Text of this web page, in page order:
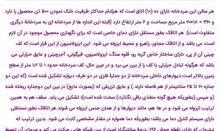
هر سالن این سردخانه دارای ده (۱۰) اتاق است که هرکدام حداکثر ظرفیت خنک نمودن ۵۰۰ تن محصول را دارد
و ۳۶۰ = ۱۸×۲۰ متر مربع مساحت و ۶ متر ارتفاع دارد (البته این اندازه ها از سردخانه ای به سردخانۀ دیگری
متفاوت است). هر اتاقک بطور مستقل دارای دمای خاصی است که برای نگهداری محصول موجود در آن لازم
است، می باشد و از اتاقک مجاور، راهرو و محیط ایزوله می شود. این ایزولاسیون از این قرار است که کف
چینی آن از پی، دارای ساختار خاصِ گربه رو، قلوه سنگ، ایزولاسیون، قیرگونی، آجرچینی و عایق حرارتی می
باشد که هرگونه تبادل حرارتی با کف را از بین می برد و در عین حال، کف سردخانه حدود ۱ تا ۱٫۲ متر از سطح
زمین بالاتر است.دیوارهای داخلی سردخانه از دو جدارۀ فلزی در دو طرف دیواره تشکیل شده است (که این دو
جداره ۲۰ تا ۲۵ سانتیمتر از هم فاصله دارند.) و عایق تزریقی که (بصورت مایع) در بین این دوجداره ریخته شده
(و سپس (بطوریکه هیچ گونه منغذی باقی نگذارد؛) سخت شده است)؛ تشکیل می یابد. سقف هم به همین
ترتیب ایزوله می شود و در ها هم، مانند دیوارها و از همان جنس ایزوله می شوند.هر اتاقک بطور مستقلی
دارای سیستم کنترل دما می باشد؛ بطوریکه دما همواره در مقدار مشخصی ثابت می شود. بدین ترتیب که